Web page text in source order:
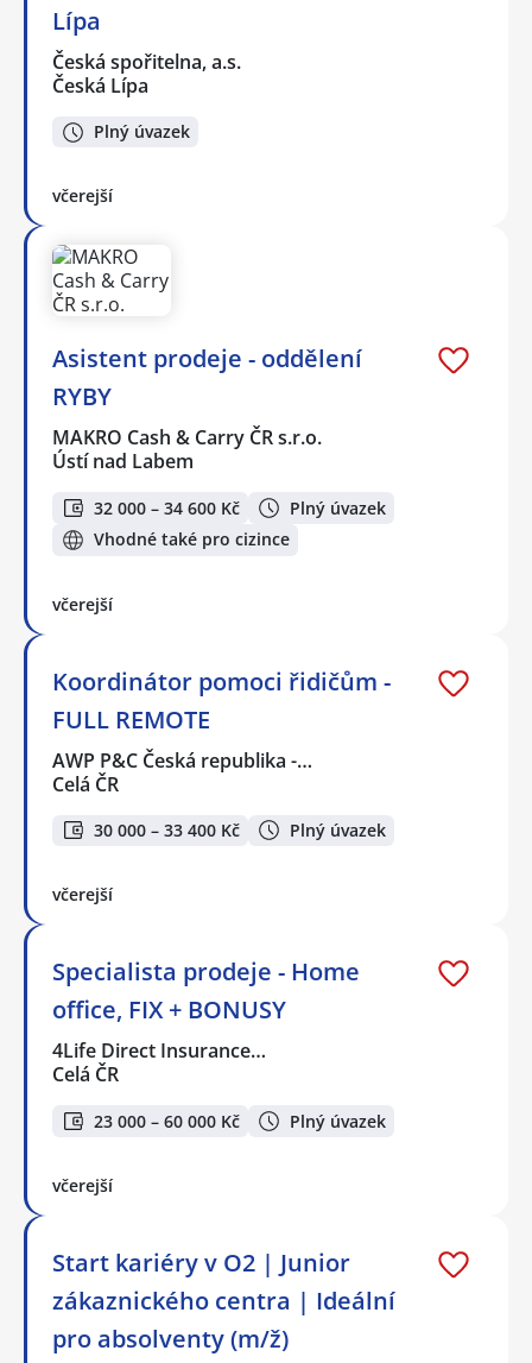
Lípa
Česká spořitelna, a.s.
Česká Lípa
Plný úvazek
včerejší
Asistent prodeje - oddělení
RYBY
MAKRO Cash & Carry ČR s.r.o.
Ústí nad Labem
32 000 – 34 600 Kč
Plný úvazek
Vhodné také pro cizince
včerejší
Koordinátor pomoci řidičům -
FULL REMOTE
AWP P&C Česká republika -…
Celá ČR
30 000 – 33 400 Kč Plný úvazek
včerejší
Specialista prodeje - Home
office, FIX + BONUSY
4Life Direct Insurance…
Celá ČR
23 000 – 60 000 Kč Plný úvazek
včerejší
Start kariéry v O2 | Junior
zákaznického centra | Ideální
pro absolventy (m/ž)